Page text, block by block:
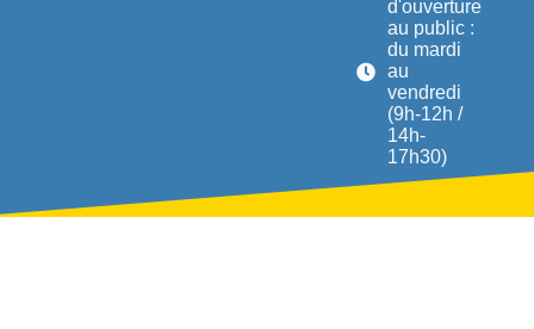
d'ouverture
au public :
du mardi
au
vendredi
(9h-12h /
14h-
17h30)